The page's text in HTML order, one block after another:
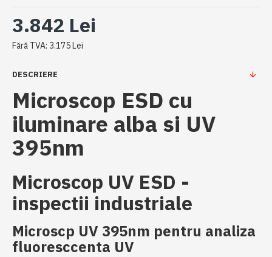
3.842 Lei
Fără TVA: 3.175 Lei
DESCRIERE
Microscop ESD cu
iluminare alba si UV
395nm
Microscop UV ESD -
inspectii industriale
Microscp UV 395nm pentru analiza
fluoresccenta UV